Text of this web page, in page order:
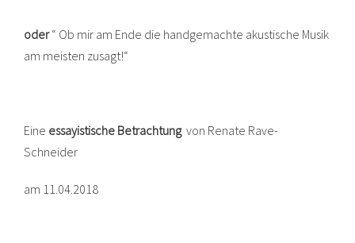
oder“ Ob mir am Ende die handgemachte akustische Musik
am meisten zusagt!“
Eine essayistische Betrachtung von Renate Rave-
Schneider
am 11.04.2018